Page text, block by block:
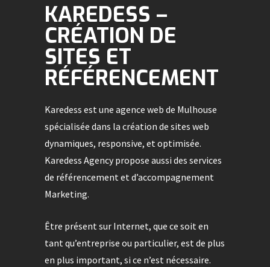
KAREDESS –
CRÉATION DE
SITES ET
RÉFÉRENCEMENT
Karedess est une agence web de Mulhouse
spécialisée dans la création de sites web
dynamiques, responsive, et optimisée.
Karedess Agency propose aussi des services
de référencement et d’accompagnement
Marketing.
Être présent sur Internet, que ce soit en
tant qu’entreprise ou particulier, est de plus
en plus important, si ce n’est nécessaire.